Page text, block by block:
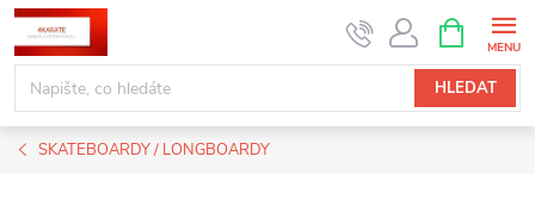
Přejít
na
obsah
HLEDAT
NÁKUPNÍ
KOŠÍK
SKATEBOARDY / LONGBOARDY